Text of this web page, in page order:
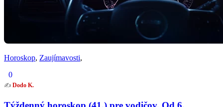
Horoskop, Zaujímavosti,
0
✍️ Dodo K.